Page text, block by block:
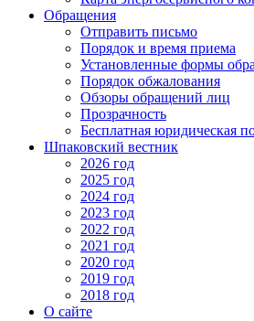
Обращения
Отправить письмо
Порядок и время приема
Установленные формы
Порядок обжалования
Обзоры обращений лиц
Прозрачность
Бесплатная юридическая
Шпаковский вестник
2026 год
2025 год
2024 год
2023 год
2022 год
2021 год
2020 год
2019 год
2018 год
О сайте